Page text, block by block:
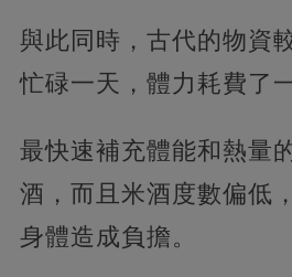
與此同時，古代的物資
忙碌一天，體力耗費了
最快速補充體能和熱量
酒，而且米酒度數偏低
身體造成負擔。